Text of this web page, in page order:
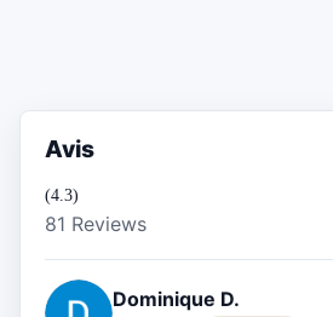
Avis
(4.3)
81 Reviews
Dominique D.